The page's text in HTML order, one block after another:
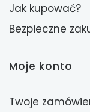
Jak kupować?
Bezpieczne
Moje konto
Twoje